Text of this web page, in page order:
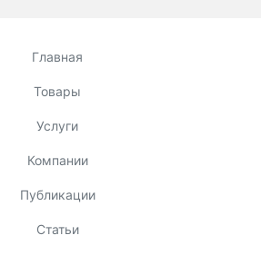
Главная
Товары
Услуги
Компании
Публикации
Статьи